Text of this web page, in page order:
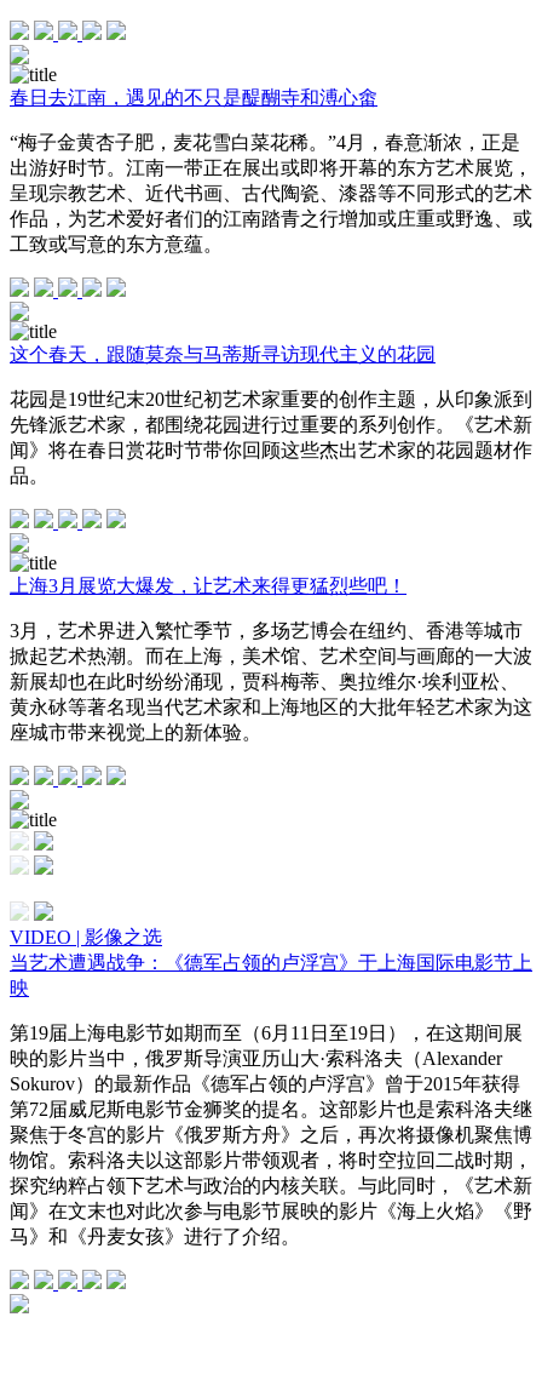
春日去江南，遇见的不只是醍醐寺和溥心畬
“梅子金黄杏子肥，麦花雪白菜花稀。”4月，春意渐浓，正是
出游好时节。江南一带正在展出或即将开幕的东方艺术展览，
呈现宗教艺术、近代书画、古代陶瓷、漆器等不同形式的艺术
作品，为艺术爱好者们的江南踏青之行增加或庄重或野逸、或
工致或写意的东方意蕴。
这个春天，跟随莫奈与马蒂斯寻访现代主义的花园
花园是19世纪末20世纪初艺术家重要的创作主题，从印象派到
先锋派艺术家，都围绕花园进行过重要的系列创作。《艺术新
闻》将在春日赏花时节带你回顾这些杰出艺术家的花园题材作
品。
上海3月展览大爆发，让艺术来得更猛烈些吧！
3月，艺术界进入繁忙季节，多场艺博会在纽约、香港等城市
掀起艺术热潮。而在上海，美术馆、艺术空间与画廊的一大波
新展却也在此时纷纷涌现，贾科梅蒂、奥拉维尔·埃利亚松、
黄永砅等著名现当代艺术家和上海地区的大批年轻艺术家为这
座城市带来视觉上的新体验。
VIDEO | 影像之选
当艺术遭遇战争：《德军占领的卢浮宫》于上海国际电影节上
映
第19届上海电影节如期而至（6月11日至19日），在这期间展
映的影片当中，俄罗斯导演亚历山大·索科洛夫（Alexander
Sokurov）的最新作品《德军占领的卢浮宫》曾于2015年获得
第72届威尼斯电影节金狮奖的提名。这部影片也是索科洛夫继
聚焦于冬宫的影片《俄罗斯方舟》之后，再次将摄像机聚焦博
物馆。索科洛夫以这部影片带领观者，将时空拉回二战时期，
探究纳粹占领下艺术与政治的内核关联。与此同时，《艺术新
闻》在文末也对此次参与电影节展映的影片《海上火焰》《野
马》和《丹麦女孩》进行了介绍。